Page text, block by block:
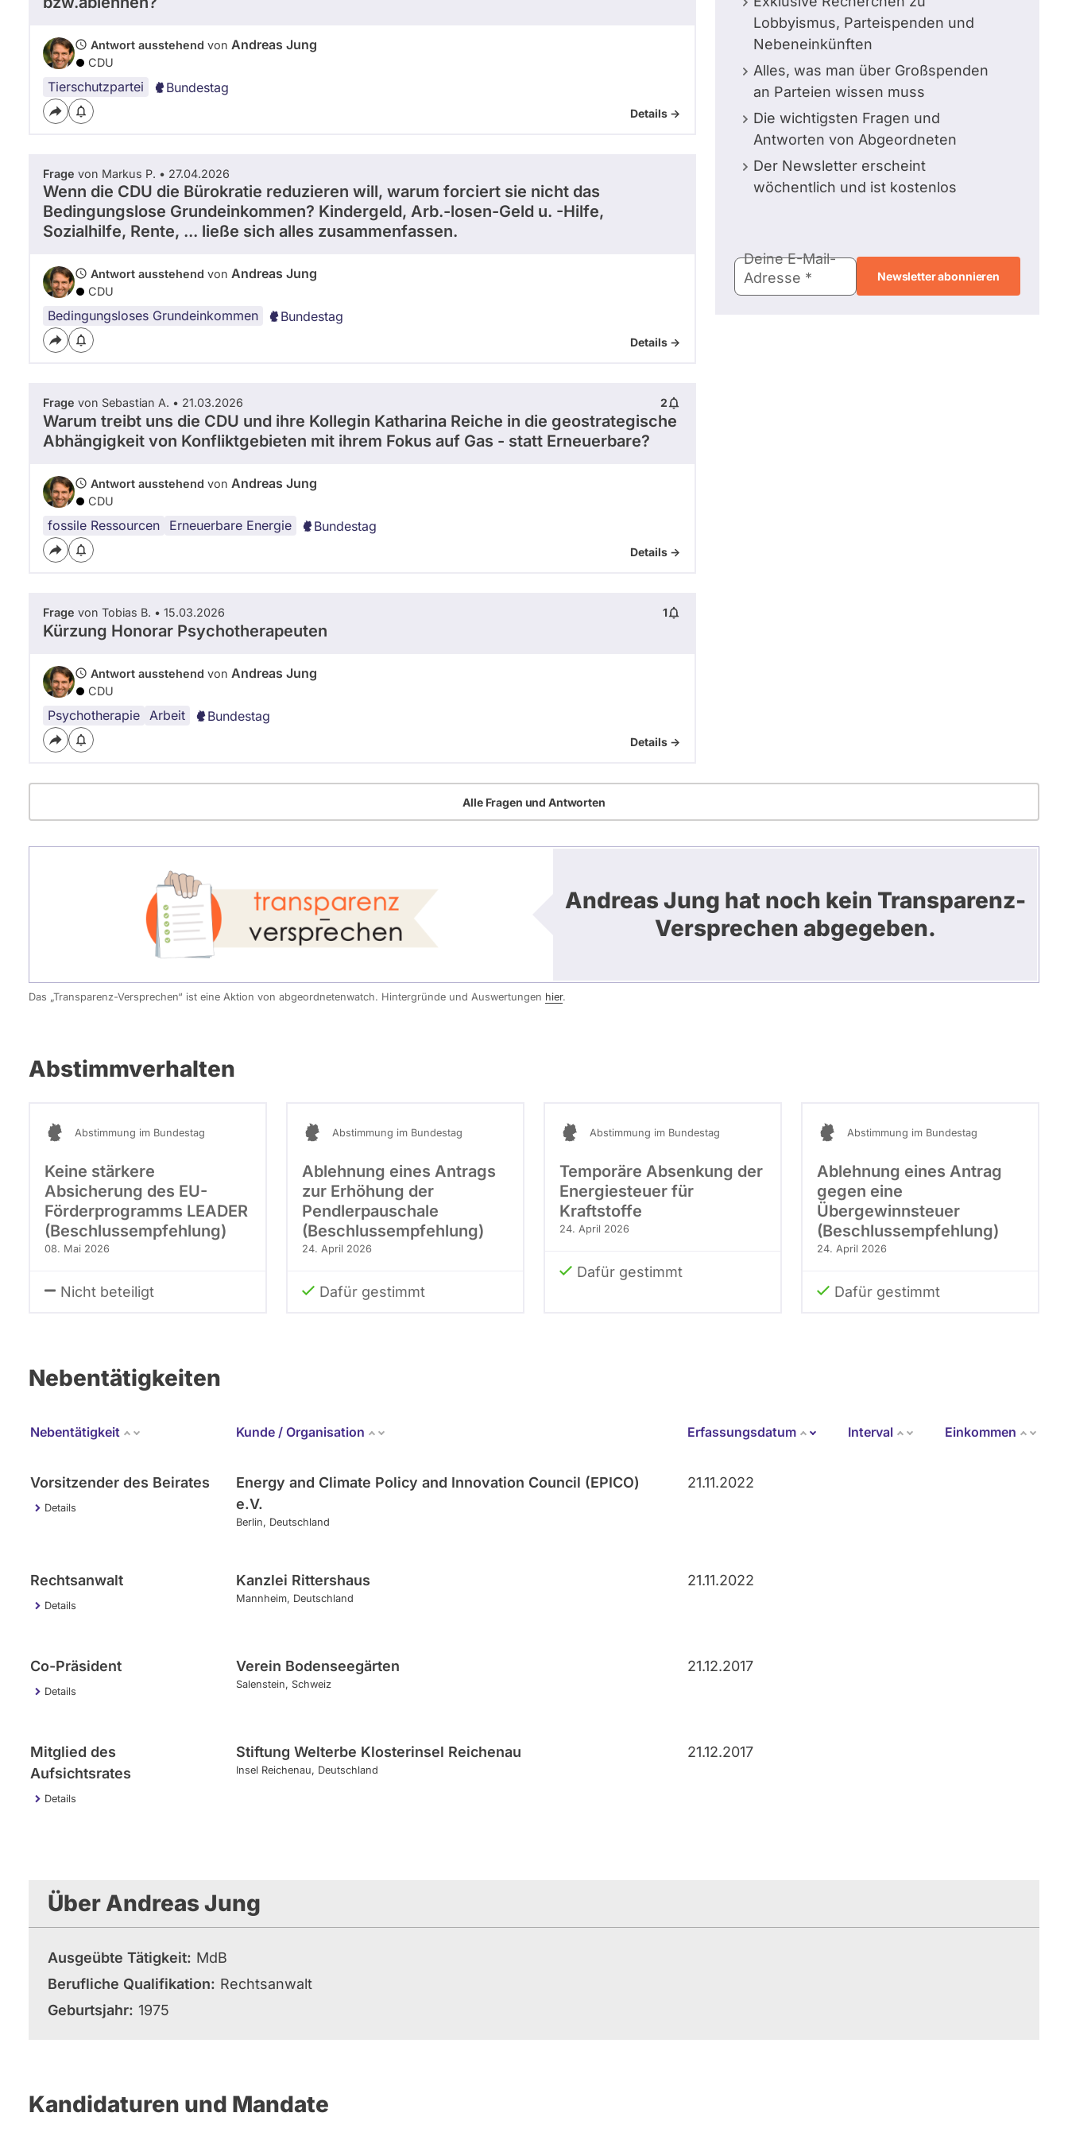
Antwort ausstehend von Andreas Jung
CDU
Tierschutzpartei Bundestag
Details ->
Frage von Markus P. • 27.04.2026
Wenn die CDU die Bürokratie reduzieren will, warum forciert sie nicht das
Bedingungslose Grundeinkommen? Kindergeld, Arb.-losen-Geld u. -Hilfe,
Sozialhilfe, Rente, ... ließe sich alles zusammenfassen.
Antwort ausstehend von Andreas Jung
CDU
Bedingungsloses Grundeinkommen Bundestag
Details ->
Frage von Sebastian A. • 21.03.2026 2
Warum treibt uns die CDU und ihre Kollegin Katharina Reiche in die geostrategische
Abhängigkeit von Konfliktgebieten mit ihrem Fokus auf Gas - statt Erneuerbare?
Antwort ausstehend von Andreas Jung
CDU
fossile Ressourcen Erneuerbare Energie Bundestag
Details ->
Frage von Tobias B. • 15.03.2026 1
Kürzung Honorar Psychotherapeuten
Antwort ausstehend von Andreas Jung
CDU
Psychotherapie Arbeit Bundestag
Details ->
Lobbyismus, Parteispenden und
Nebeneinkünften
Alles, was man über Großspenden
an Parteien wissen muss
Die wichtigsten Fragen und
Antworten von Abgeordneten
Der Newsletter erscheint
wöchentlich und ist kostenlos
Mail-
Adresse
Deine E-Mail-
Adresse
Alle Fragen und Antworten
Andreas Jung hat noch kein Transparenz-
Versprechen abgegeben.
Das „Transparenz-Versprechen“ ist eine Aktion von abgeordnetenwatch. Hintergründe und Auswertungen hier.
Abstimmverhalten
Abstimmung im Bundestag
Keine stärkere
Absicherung des EU-
Förderprogramms LEADER
(Beschlussempfehlung)
08. Mai 2026
Nicht beteiligt
Abstimmung im Bundestag
Ablehnung eines Antrags
zur Erhöhung der
Pendlerpauschale
(Beschlussempfehlung)
24. April 2026
Dafür gestimmt
Abstimmung im Bundestag
Temporäre Absenkung der
Energiesteuer für
Kraftstoffe
24. April 2026
Dafür gestimmt
Abstimmung im Bundestag
Ablehnung eines Antrag
gegen eine
Übergewinnsteuer
(Beschlussempfehlung)
24. April 2026
Dafür gestimmt
Nebentätigkeiten
Nebentätigkeit Kunde / Organisation Erfassungsdatum
Aufsteigend sortieren
Interval Einkommen
Vorsitzender des Beirates
Details
Energy and Climate Policy and Innovation Council (EPICO)
e.V.
Berlin Deutschland
21.11.2022
Rechtsanwalt
Details
Kanzlei Rittershaus
Mannheim Deutschland
21.11.2022
Co-Präsident
Details
Verein Bodenseegärten
Salenstein Schweiz
21.12.2017
Mitglied des
Aufsichtsrates
Details
Stiftung Welterbe Klosterinsel Reichenau
Insel Reichenau Deutschland
21.12.2017
Über Andreas Jung
Ausgeübte Tätigkeit
MdB
Berufliche Qualifikation
Rechtsanwalt
Geburtsjahr 1975
Kandidaturen und Mandate